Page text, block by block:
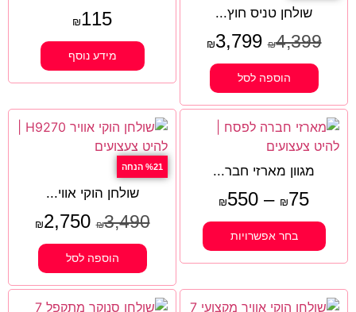
שולחן טניס חוץ...
₪4,399
₪3,799
הוספה לסל
₪115
מידע נוסף
מגוון מארזי חבר...
₪75
–
₪550
בחר אפשרויות
%21 הנחה
שולחן הוקי אווי...
₪3,490
₪2,750
הוספה לסל